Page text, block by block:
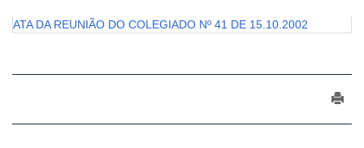
ATA DA REUNIÃO DO COLEGIADO Nº 41 DE 15.10.2002